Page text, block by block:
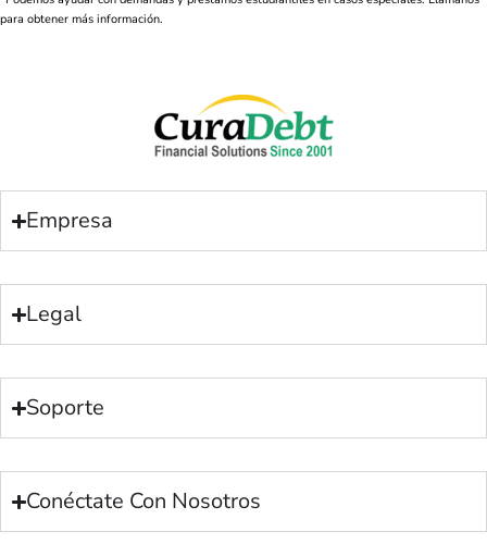
para obtener más información.
Empresa
Legal
Soporte
Conéctate Con Nosotros